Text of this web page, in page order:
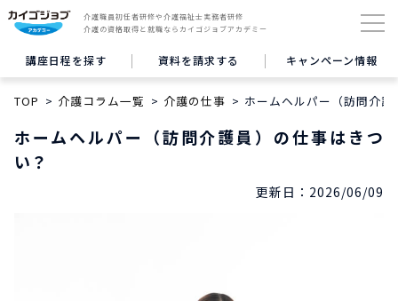
介護職員初任者研修や介護福祉士実務者研修
介護の資格取得と就職ならカイゴジョブアカデミー
講座日程を探す 資料を請求する キャンペーン情報
TOP 介護コラム一覧 介護の仕事 ホームヘルパー（訪問介
ホームヘルパー（訪問介護員）の仕事はきつ
い？
更新日： 2026/06/09